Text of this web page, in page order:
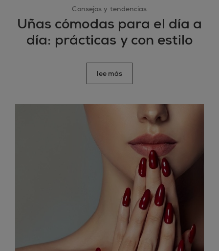
Consejos y tendencias
Uñas cómodas para el día a
día: prácticas y con estilo
lee más